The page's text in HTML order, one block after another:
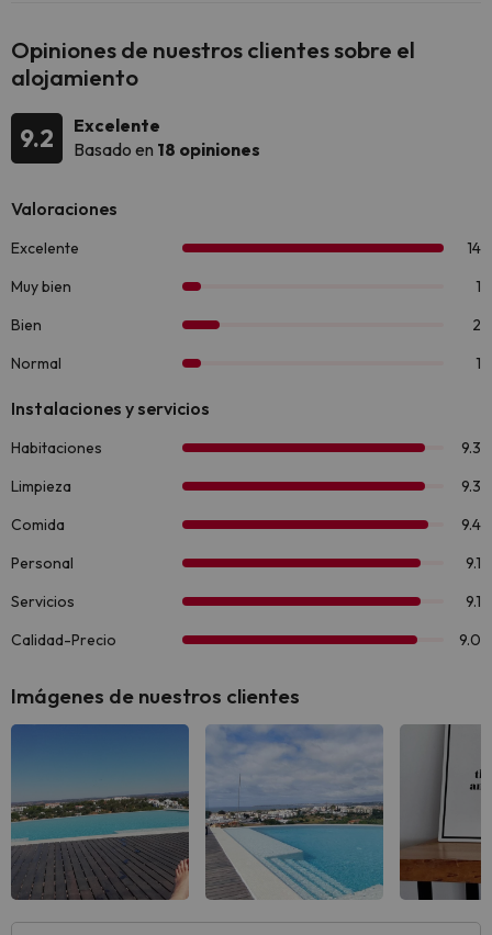
Opiniones de nuestros clientes sobre el
alojamiento
9.2
Excelente
Basado en 18 opiniones
Imágenes de nuestros clientes